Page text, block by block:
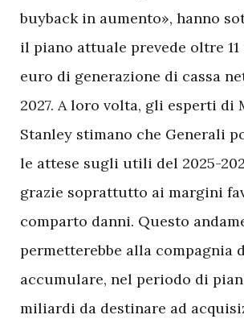
buyback in aumento», hanno
il piano attuale prevede oltre
euro di generazione di cassa
2027. A loro volta, gli esperti di
Stanley stimano che Generali
le attese sugli utili del 2025-
grazie soprattutto ai margini
comparto danni. Questo
permetterebbe alla compagnia
accumulare, nel periodo di
miliardi da destinare ad